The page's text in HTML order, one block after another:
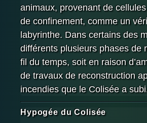
animaux, provenant de
de confinement, comme un
labyrinthe. Dans certains des
différents plusieurs phases de
fil du temps, soit en raison
de travaux de reconstruction
incendies que le Colisée a
Hypogée du Colisée